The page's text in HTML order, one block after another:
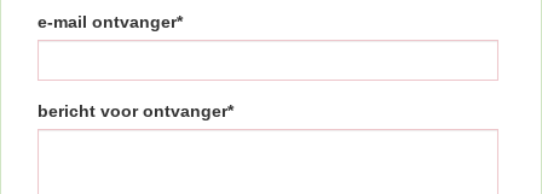
e-mail ontvanger*
bericht voor ontvanger*